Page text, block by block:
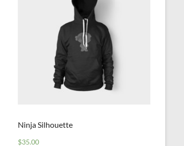
Ninja Silhouette
$35.00